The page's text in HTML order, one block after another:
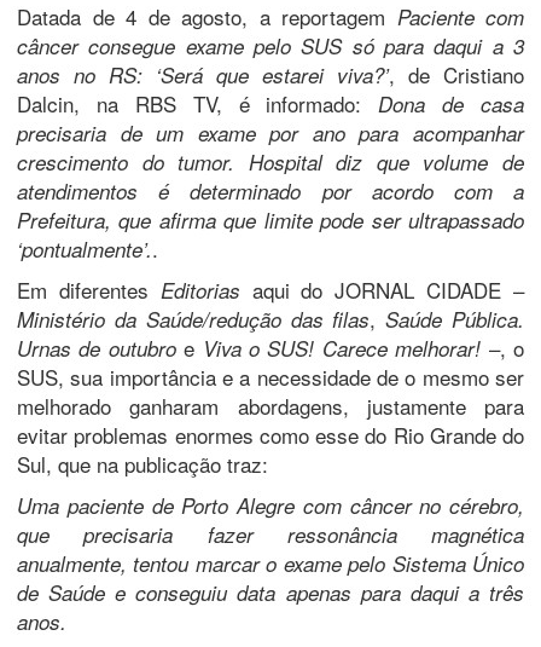
Datada de 4 de agosto, a reportagem Paciente com
câncer consegue exame pelo SUS só para daqui a 3
anos no RS: ‘Será que estarei viva?’, de Cristiano
Dalcin, na RBS TV, é informado:Dona de casa
precisaria de um exame por ano para acompanhar
crescimento do tumor. Hospital diz que volume de
atendimentos é determinado por acordo com a
Prefeitura, que afirma que limite pode ser ultrapassado
‘pontualmente’..
Em diferentes Editorias aqui do JORNAL CIDADE –
Ministério da Saúde/redução das filas,Saúde Pública.
Urnas de outubroe Viva o SUS! Carece melhorar! –, o
SUS, sua importância e a necessidade de o mesmo ser
melhorado ganharam abordagens, justamente para
evitar problemas enormes como esse do Rio Grande do
Sul, que na publicação traz:
Uma paciente de Porto Alegre com câncer no cérebro,
que precisaria fazer ressonância magnética
anualmente, tentou marcar o exame pelo Sistema Único
de Saúde e conseguiu data apenas para daqui a três
anos.